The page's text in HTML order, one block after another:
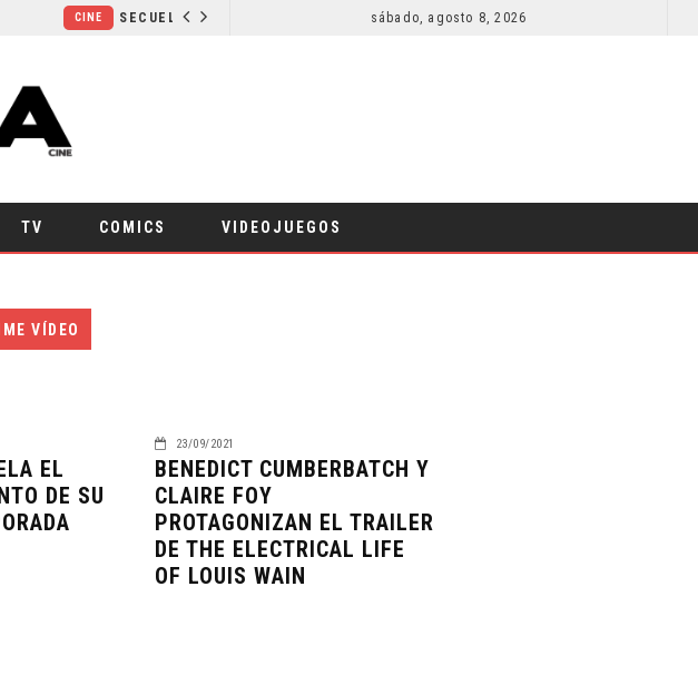
CINE
sábado, agosto 8, 2026
TV COMICS VIDEOJUEGOS
VÍDEO
EL
DE SU
23/09/2021
BENEDICT CUMBERBATCH Y
CLAIRE FOY
PROTAGONIZAN EL TRAILER
DE THE ELECTRICAL LIFE
OF LOUIS WAIN